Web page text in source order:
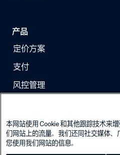
产品
定价方案
支付
风控管理
本网站使用 Cookie 和其他跟踪技术来
们网站上的流量。我们还同社交媒体
您使用我们网站的信息。